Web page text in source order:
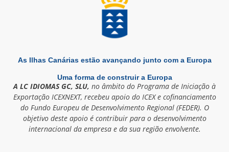
As Ilhas Canárias estão avançando junto com a Europa
Uma forma de construir a Europa
A LC IDIOMAS GC, SLU, no âmbito do Programa de Iniciação à
Exportação ICEXNEXT, recebeu apoio do ICEX e cofinanciamento
do Fundo Europeu de Desenvolvimento Regional (FEDER). O
objetivo deste apoio é contribuir para o desenvolvimento
internacional da empresa e da sua região envolvente.